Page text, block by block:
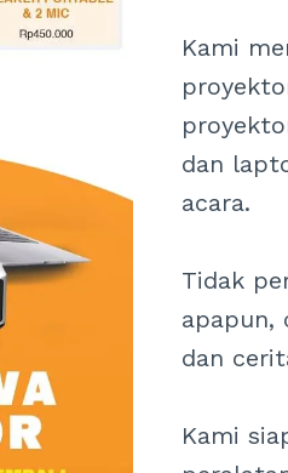
Kami
dan
acara.
Tidak
apapun,
dan
Kami